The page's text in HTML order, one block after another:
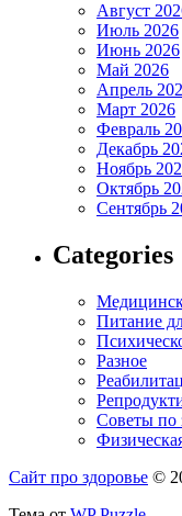
Август
Июль 2026
Июнь 2026
Май 2026
Апрель
Март 2026
Февраль
Декабрь
Ноябрь
Октябрь
Сентябрь
Categories
Питание
Разное
Советы по
Сайт про здоровье ©